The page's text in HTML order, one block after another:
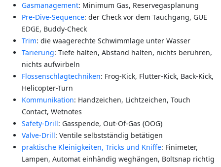
Gasmanagement: Minimum Gas, Reservegasplanung
Pre-Dive-Sequence: der Check vor dem Tauchgang, GUE
EDGE, Buddy-Check
Trim: die waagerechte Schwimmlage unter Wasser
Tarierung: Tiefe halten, Abstand halten, nichts berühren,
nichts aufwirbeln
Flossenschlagtechniken: Frog-Kick, Flutter-Kick, Back-Kick,
Helicopter-Turn
Kommunikation: Handzeichen, Lichtzeichen, Touch
Contact, Wetnotes
Safety-Drill: Gasspende, Out-Of-Gas (OOG)
Valve-Drill: Ventile selbstständig betätigen
praktische Kleinigkeiten, Tricks und Kniffe: Finimeter,
Lampen, Automat einhändig weghängen, Boltsnap richtig